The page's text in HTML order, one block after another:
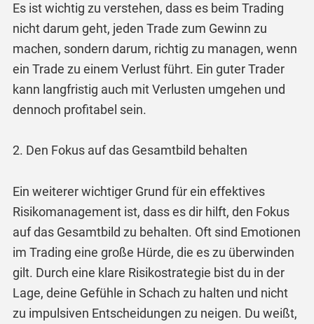
Es ist wichtig zu verstehen, dass es beim Trading
nicht darum geht, jeden Trade zum Gewinn zu
machen, sondern darum, richtig zu managen, wenn
ein Trade zu einem Verlust führt. Ein guter Trader
kann langfristig auch mit Verlusten umgehen und
dennoch profitabel sein.
2. Den Fokus auf das Gesamtbild behalten
Ein weiterer wichtiger Grund für ein effektives
Risikomanagement ist, dass es dir hilft, den Fokus
auf das Gesamtbild zu behalten. Oft sind Emotionen
im Trading eine große Hürde, die es zu überwinden
gilt. Durch eine klare Risikostrategie bist du in der
Lage, deine Gefühle in Schach zu halten und nicht
zu impulsiven Entscheidungen zu neigen. Du weißt,